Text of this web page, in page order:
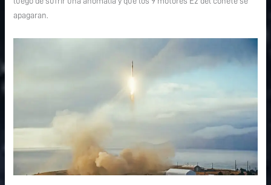
apagaran.
Systems
Systems